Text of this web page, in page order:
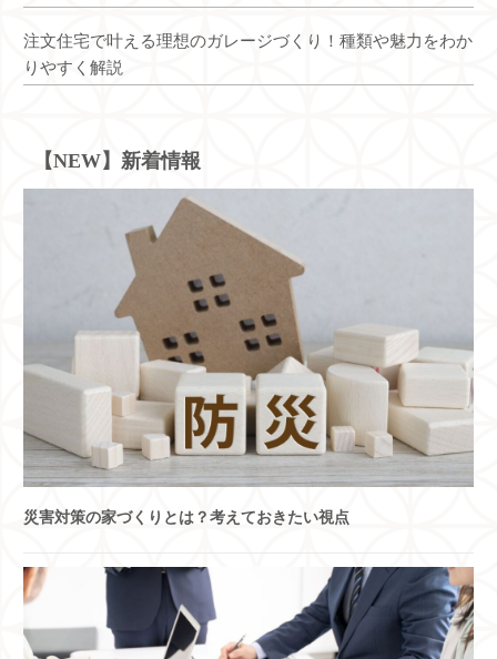
注文住宅で叶える理想のガレージづくり！種類や魅力をわか
りやすく解説
【NEW】新着情報
災害対策の家づくりとは？考えておきたい視点